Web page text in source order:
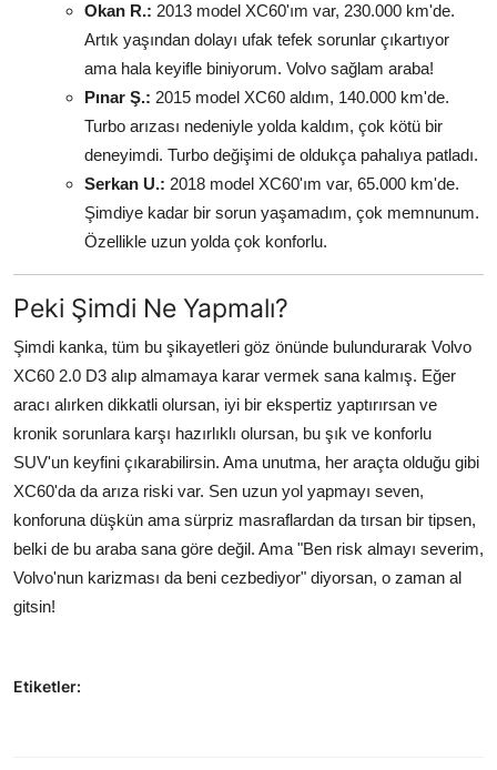
Okan R.: 2013 model XC60'ım var, 230.000 km'de.
Artık yaşından dolayı ufak tefek sorunlar çıkartıyor
ama hala keyifle biniyorum. Volvo sağlam araba!
Pınar Ş.: 2015 model XC60 aldım, 140.000 km'de.
Turbo arızası nedeniyle yolda kaldım, çok kötü bir
deneyimdi. Turbo değişimi de oldukça pahalıya patladı.
Serkan U.: 2018 model XC60'ım var, 65.000 km'de.
Şimdiye kadar bir sorun yaşamadım, çok memnunum.
Özellikle uzun yolda çok konforlu.
Peki Şimdi Ne Yapmalı?
Şimdi kanka, tüm bu şikayetleri göz önünde bulundurarak Volvo
XC60 2.0 D3 alıp almamaya karar vermek sana kalmış. Eğer
aracı alırken dikkatli olursan, iyi bir ekspertiz yaptırırsan ve
kronik sorunlara karşı hazırlıklı olursan, bu şık ve konforlu
SUV'un keyfini çıkarabilirsin. Ama unutma, her araçta olduğu gibi
XC60'da da arıza riski var. Sen uzun yol yapmayı seven,
konforuna düşkün ama sürpriz masraflardan da tırsan bir tipsen,
belki de bu araba sana göre değil. Ama "Ben risk almayı severim,
Volvo'nun karizması da beni cezbediyor" diyorsan, o zaman al
gitsin!
Etiketler: